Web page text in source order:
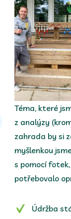
Téma, které
z analýzy
zahrada by si
myšlenkou
s pomocí
potřebovalo
Údržba